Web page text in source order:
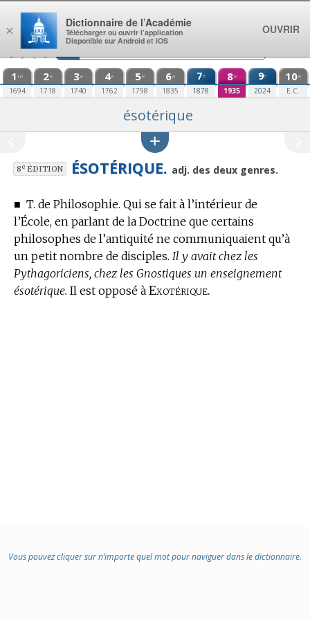
Aller au contenu
1 re
1694
2e
1718
3e
1740
4e
1762
5e
1798
6e
1835
7e
1878
8e
1935
9e
2024
10e
E.C.
ésotérique
8eÉDITION ÉSOTÉRIQUE. adj. des deux genres.
■ T. de Philosophie. Qui se fait à l’intérieur de
l’École, en parlant de la Doctrine que certains
philosophes de l’antiquité ne communiquaient qu’à
un petit nombre de disciples. Il y avait chez les
Pythagoriciens, chez les Gnostiques un enseignement
ésotérique. Il est opposé à Exotérique.
Vous pouvez cliquer sur n’importe quel mot pour naviguer dans le dictionnaire.
×
Dictionnaire de l’Académie
Télécharger ou ouvrir l’application
Disponible sur Android et iOS
OUVRIR